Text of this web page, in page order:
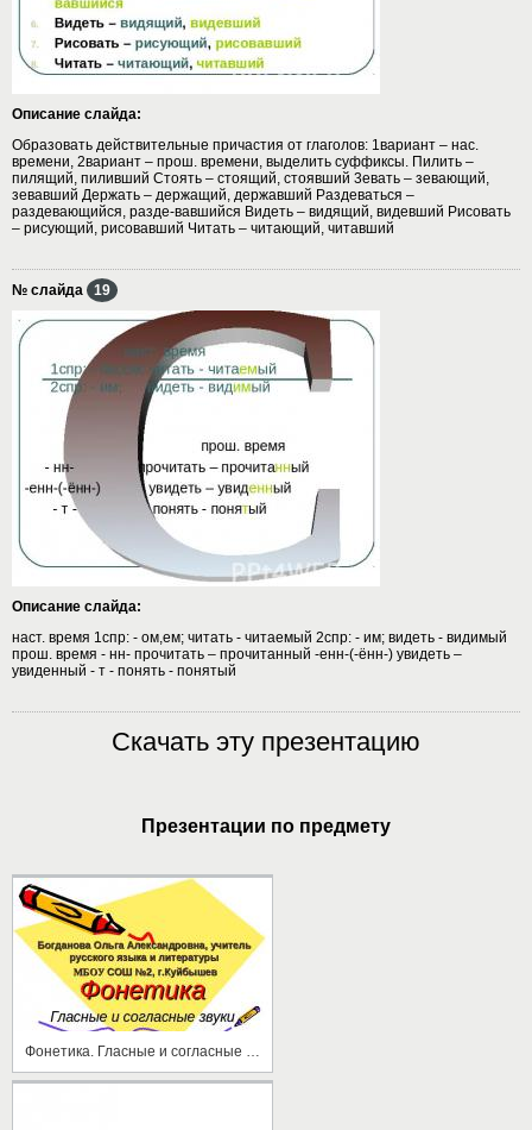
Описание слайда:
Образовать действительные причастия от глаголов: 1вариант – нас.
времени, 2вариант – прош. времени, выделить суффиксы. Пилить –
пилящий, пиливший Стоять – стоящий, стоявший 3евать – зевающий,
зевавший Держать – держащий, державший Раздеваться –
раздевающийся, разде-вавшийся Видеть – видящий, видевший Рисовать
– рисующий, рисовавший Читать – читающий, читавший
№ слайда 19
Описание слайда:
наст. время 1спр: - ом,ем; читать - читаемый 2спр: - им; видеть - видимый
прош. время - нн- прочитать – прочитанный -енн-(-ённ-) увидеть –
увиденный - т - понять - понятый
Скачать эту презентацию
Презентации по предмету